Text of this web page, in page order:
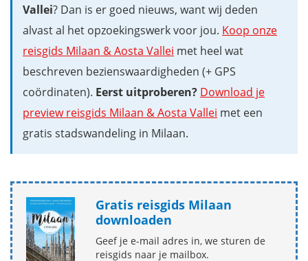
Vallei? Dan is er goed nieuws, want wij deden
alvast al het opzoekingswerk voor jou. Koop onze
reisgids Milaan & Aosta Vallei met heel wat
beschreven bezienswaardigheden (+ GPS
coördinaten). Eerst uitproberen? Download je
preview reisgids Milaan & Aosta Vallei met een
gratis stadswandeling in Milaan.
Gratis reisgids Milaan
downloaden
Geef je e-mail adres in, we sturen de
reisgids naar je mailbox.